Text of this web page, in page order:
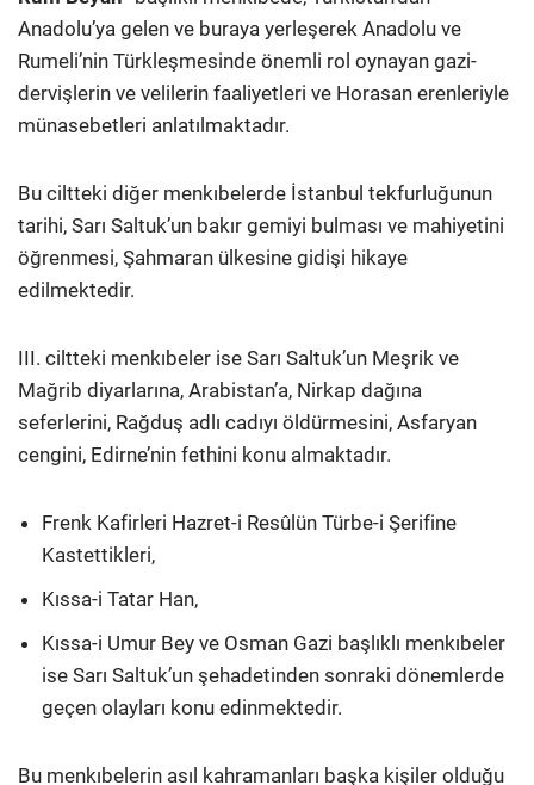
Anadolu’ya gelen ve buraya yerleşerek Anadolu ve
Rumeli’nin Türkleşmesinde önemli rol oynayan gazi-
dervişlerin ve velilerin faaliyetleri ve Horasan erenleriyle
münasebetleri anlatılmaktadır.
Bu ciltteki diğer menkıbelerde İstanbul tekfurluğunun
tarihi, Sarı Saltuk’un bakır gemiyi bulması ve mahiyetini
öğrenmesi, Şahmaran ülkesine gidişi hikaye
edilmektedir.
III. ciltteki menkıbeler ise Sarı Saltuk’un Meşrik ve
Mağrib diyarlarına, Arabistan’a, Nirkap dağına
seferlerini, Rağduş adlı cadıyı öldürmesini, Asfaryan
cengini, Edirne’nin fethini konu almaktadır.
Frenk Kafirleri Hazret-i Resûlün Türbe-i Şerifine
Kastettikleri,
Kıssa-i Tatar Han,
Kıssa-i Umur Bey ve Osman Gazi başlıklı menkıbeler
ise Sarı Saltuk’un şehadetinden sonraki dönemlerde
geçen olayları konu edinmektedir.
Bu menkıbelerin asıl kahramanları başka kişiler olduğu